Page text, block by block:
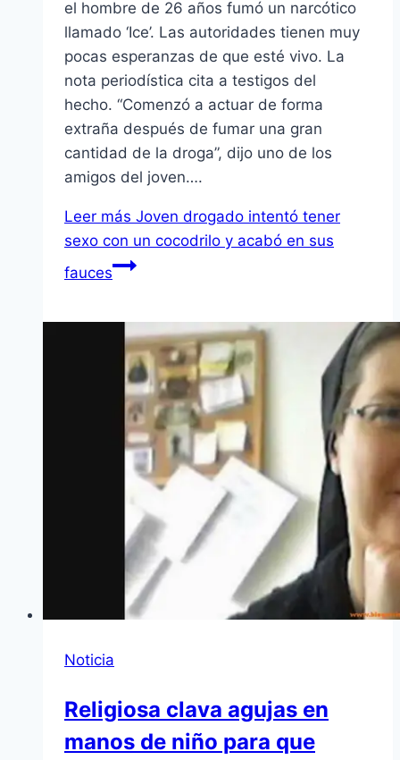
el hombre de 26 años fumó un narcótico
llamado ‘Ice’. Las autoridades tienen muy
pocas esperanzas de que esté vivo. La
nota periodística cita a testigos del
hecho. “Comenzó a actuar de forma
extraña después de fumar una gran
cantidad de la droga”, dijo uno de los
amigos del joven….
Leer más Joven drogado intentó tener
sexo con un cocodrilo y acabó en sus
fauces
Noticia
Religiosa clava agujas en
manos de niño para que